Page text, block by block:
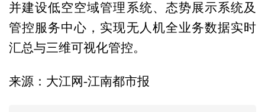
并建设低空空域管理系统、态势展示系统及
管控服务中心，实现无人机全业务数据实时
汇总与三维可视化管控。
来源：大江网-江南都市报